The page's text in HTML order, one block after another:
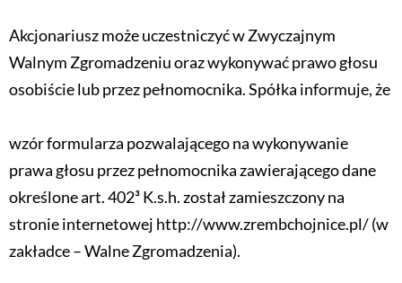
Akcjonariusz może uczestniczyć w Zwyczajnym
Walnym Zgromadzeniu oraz wykonywać prawo głosu
osobiście lub przez pełnomocnika. Spółka informuje, że
wzór formularza pozwalającego na wykonywanie
prawa głosu przez pełnomocnika zawierającego dane
określone art. 402³ K.s.h. został zamieszczony na
stronie internetowej http://www.zrembchojnice.pl/ (w
zakładce – Walne Zgromadzenia).